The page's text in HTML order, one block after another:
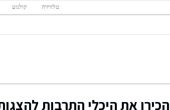
טלוויזיה קולנוע
הכירו את היכלי התרבות